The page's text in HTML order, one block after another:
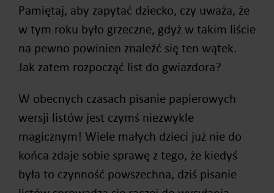
Pamiętaj, aby zapytać dziecko, czy uważa, że
w tym roku było grzeczne, gdyż w takim liście
na pewno powinien znaleźć się ten wątek.
Jak zatem rozpocząć list do gwiazdora?
W obecnych czasach pisanie papierowych
wersji listów jest czymś niezwykle
magicznym! Wiele małych dzieci już nie do
końca zdaje sobie sprawę z tego, że kiedyś
była to czynność powszechna, dziś pisanie